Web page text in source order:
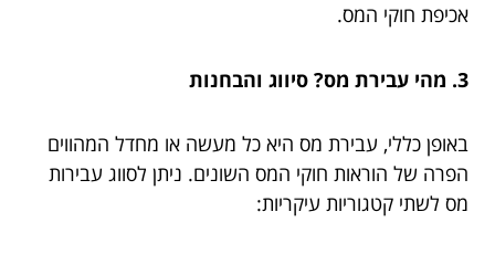
אכיפת חוקי המס.
3. מהי עבירת מס? סיווג והבחנות
באופן כללי, עבירת מס היא כל מעשה או מחדל המהווים
הפרה של הוראות חוקי המס השונים. ניתן לסווג עבירות
מס לשתי קטגוריות עיקריות: